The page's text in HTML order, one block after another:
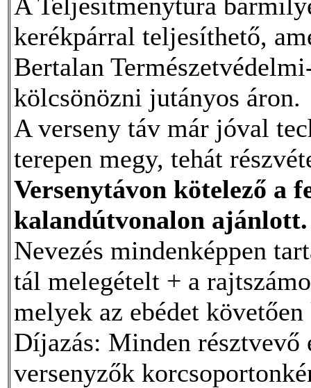
kerékpárral teljesíthető,
Bertalan
kölcsönözni jutányos áron.
A verseny táv már jóval
terepen megy, tehát
Versenytávon kötelező a
kalandútvonalon ajánlott.
Nevezés mindenképpen
tál melegételt + a
melyek az ebédet
Díjazás: Minden résztvevő
versenyzők